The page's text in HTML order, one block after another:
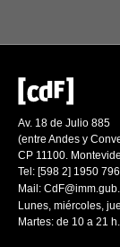
Av. 18 de Julio 885
(entre Andes y
CP 11100.
Tel: [598 2] 1950
Mail:
Lunes, miércoles,
Martes: de 10 a 21